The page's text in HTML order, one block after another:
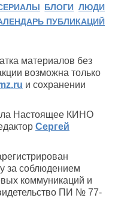
БЛОГИ ЛЮДИ
ПУБЛИКАЦИЙ
материалов без
возможна только
и сохранении
Настоящее КИНО
Сергей
за соблюдением
коммуникаций и
ПИ № 77-